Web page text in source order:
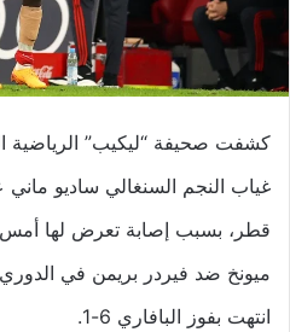
كشفت صحيفة “ليكيب” الرياضية
قطر، بسبب إصابة تعرض لها أمس
ميونخ ضد فيردر بريمن في الدوري
انتهت بفوز البافاري 6-1.